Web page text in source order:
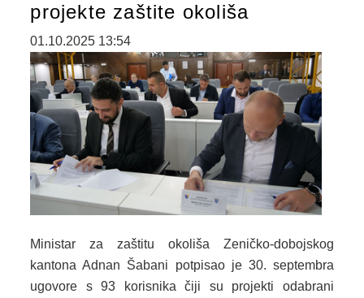
projekte zaštite okoliša
01.10.2025 13:54
Ministar za zaštitu okoliša Zeničko-dobojskog
kantona Adnan Šabani potpisao je 30. septembra
ugovore s 93 korisnika čiji su projekti odabrani
SLUŽBENI GLASNICI
2026. GODINA
2025. GODINA
2024. GODINA
2023. GODINA
2022. GODINA
2021. GODINA